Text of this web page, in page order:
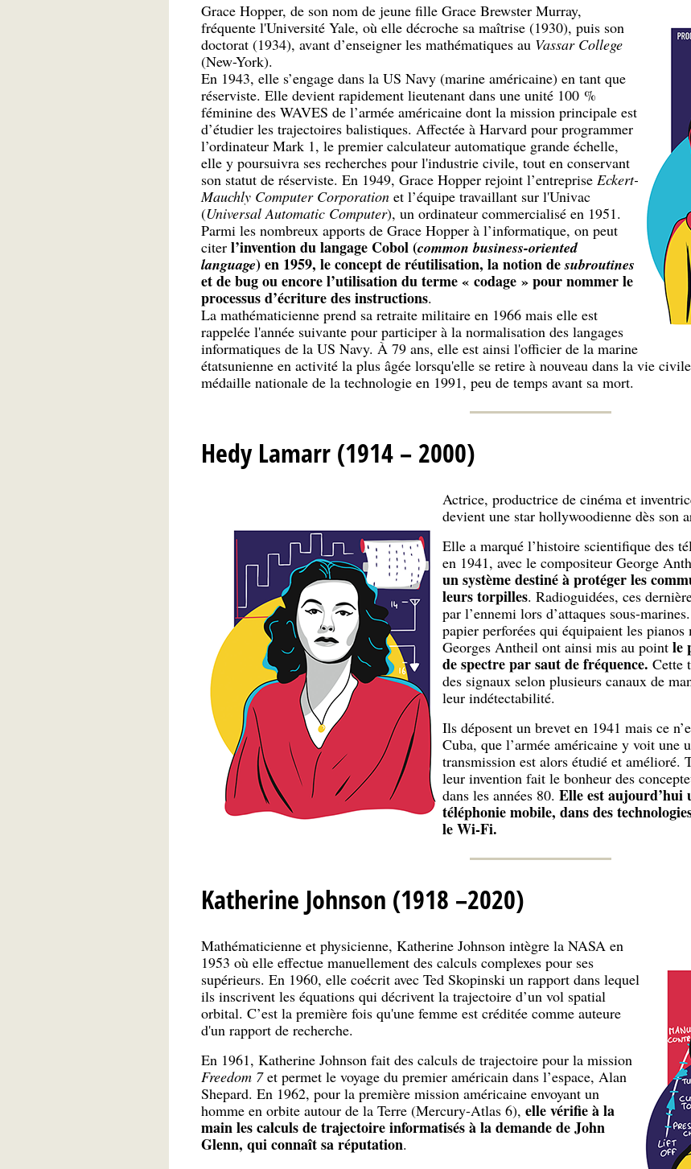
Grace Hopper, de son nom de jeune fille Grace Brewster Murray,
fréquente l'Université Yale, où elle décroche sa maîtrise (1930), puis son
doctorat (1934), avant d’enseigner les mathématiques au Vassar College
(New-York).
En 1943, elle s’engage dans la US Navy (marine américaine) en tant que
réserviste. Elle devient rapidement lieutenant dans une unité 100 %
féminine des WAVES de l’armée américaine dont la mission principale est
d’étudier les trajectoires balistiques. Affectée à Harvard pour programmer
l’ordinateur Mark 1, le premier calculateur automatique grande échelle,
elle y poursuivra ses recherches pour l'industrie civile, tout en conservant
son statut de réserviste. En 1949, Grace Hopper rejoint l’entreprise Eckert-
Mauchly Computer Corporationet l’équipe travaillant sur l'Univac
(Universal Automatic Computer), un ordinateur commercialisé en 1951.
Parmi les nombreux apports de Grace Hopper à l’informatique, on peut
citer l’invention du langage Cobol (common business-oriented
language) en 1959, le concept de réutilisation, la notion desubroutines
et de bug ou encore l’utilisation du terme « codage » pour nommer le
processus d’écriture des instructions.
La mathématicienne prend sa retraite militaire en 1966 mais elle est
rappelée l'année suivante pour participer à la normalisation des langages
informatiques de la US Navy. À 79 ans, elle est ainsi l'officier de la marine
étatsunienne en activité la plus âgée lorsqu'elle se retire à nouveau dans la vie
médaille nationale de la technologie en 1991, peu de temps avant sa mort.
Hedy Lamarr (1914 – 2000)
Actrice, productrice de cinéma et
devient une star hollywoodienne dès son
Elle a marqué l’histoire scientifique des
en 1941, avec le compositeur George
un système destiné à protéger les
leurs torpilles. Radioguidées, ces
par l’ennemi lors d’attaques sous-
papier perforées qui équipaient les
Georges Antheil ont ainsi mis au point le
de spectre par saut de fréquence. Cette
des signaux selon plusieurs canaux de
leur indétectabilité.
Ils déposent un brevet en 1941 mais ce
Cuba, que l’armée américaine y voit une
transmission est alors étudié et amélioré.
leur invention fait le bonheur des
dans les années 80. Elle est aujourd’hui
téléphonie mobile, dans des
le Wi-Fi.
Katherine Johnson (1918 –2020)
Mathématicienne et physicienne, Katherine Johnson intègre la NASA en
1953 où elle effectue manuellement des calculs complexes pour ses
supérieurs. En 1960, elle coécrit avec Ted Skopinski un rapport dans lequel
ils inscrivent les équations qui décrivent la trajectoire d’un vol spatial
orbital. C’est la première fois qu'une femme est créditée comme auteure
d'un rapport de recherche.
En 1961, Katherine Johnson fait des calculs de trajectoire pour la mission
Freedom 7et permet le voyage du premier américain dans l’espace, Alan
Shepard. En 1962, pour la première mission américaine envoyant un
homme en orbite autour de la Terre (Mercury-Atlas 6), elle vérifie à la
main les calculs de trajectoire informatisés à la demande de John
Glenn, qui connaît sa réputation.